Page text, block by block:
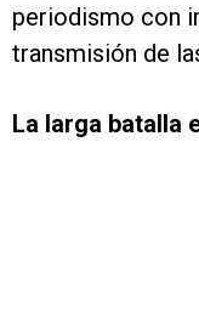
periodismo con
transmisión de
La larga batalla